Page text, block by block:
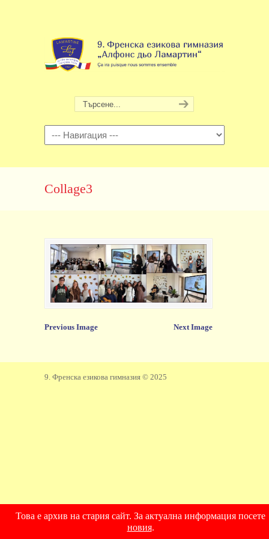
Навигация
Collage3
Previous Image Next Image
9. Френска езикова гимназия © 2025
Това е архив на стария сайт. За актуална информация посете
новия.